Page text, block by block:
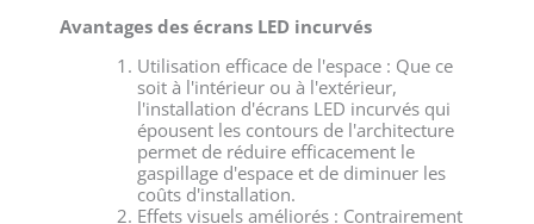
Avantages des écrans LED incurvés
Utilisation efficace de l'espace : Que ce
soit à l'intérieur ou à l'extérieur,
l'installation d'écrans LED incurvés qui
épousent les contours de l'architecture
permet de réduire efficacement le
gaspillage d'espace et de diminuer les
coûts d'installation.
Effets visuels améliorés : Contrairement